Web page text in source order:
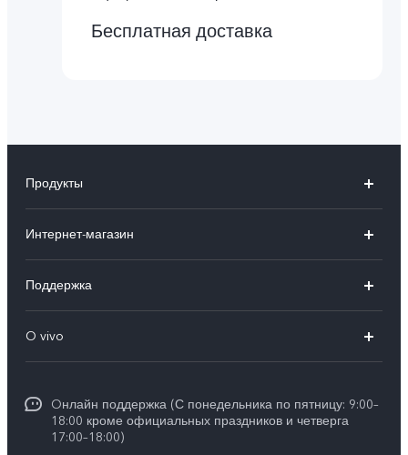
Бесплатная доставка
Продукты
X300 FE
V70 FE
V70
Y31d
Y11d
Интернет-магазин
V60 5G
V60 Lite
V40 Lite
Поддержка
FAQs
Funtouch OS
Сервисные центры
O vivo
Пресс-центр
Карьера в vivo
Oнлайн поддержка (С понедельника по пятницу: 9:00–
18:00 кроме официальных праздников и четверга
17:00–18:00)